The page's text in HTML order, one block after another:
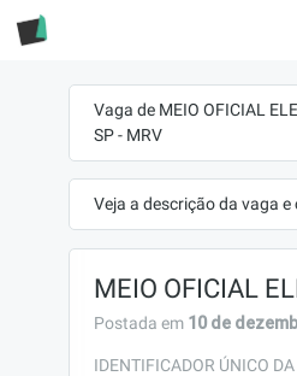
Vaga de MEIO OFICIAL
SP - MRV
Veja a descrição da vaga e
MEIO OFICIAL
Postada em 10 de
IDENTIFICADOR ÚNICO